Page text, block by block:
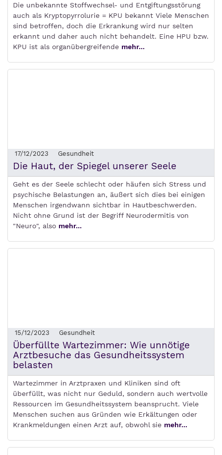
Die unbekannte Stoffwechsel- und Entgiftungsstörung
auch als Kryptopyrrolurie = KPU bekannt Viele Menschen
sind betroffen, doch die Erkrankung wird nur selten
erkannt und daher auch nicht behandelt. Eine HPU bzw.
KPU ist als organübergreifende mehr...
17/12/2023 Gesundheit
Die Haut, der Spiegel unserer Seele
Geht es der Seele schlecht oder häufen sich Stress und
psychische Belastungen an, äußert sich dies bei einigen
Menschen irgendwann sichtbar in Hautbeschwerden.
Nicht ohne Grund ist der Begriff Neurodermitis von
"Neuro", also mehr...
15/12/2023 Gesundheit
Überfüllte Wartezimmer: Wie unnötige
Arztbesuche das Gesundheitssystem
belasten
Wartezimmer in Arztpraxen und Kliniken sind oft
überfüllt, was nicht nur Geduld, sondern auch wertvolle
Ressourcen im Gesundheitssystem beansprucht. Viele
Menschen suchen aus Gründen wie Erkältungen oder
Krankmeldungen einen Arzt auf, obwohl sie mehr...